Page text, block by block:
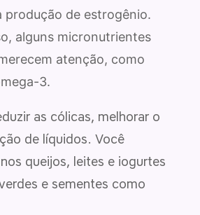
produção de estrogênio.
alguns micronutrientes
atenção, como
3.
as cólicas, melhorar o
de líquidos. Você
queijos, leites e iogurtes
e sementes como